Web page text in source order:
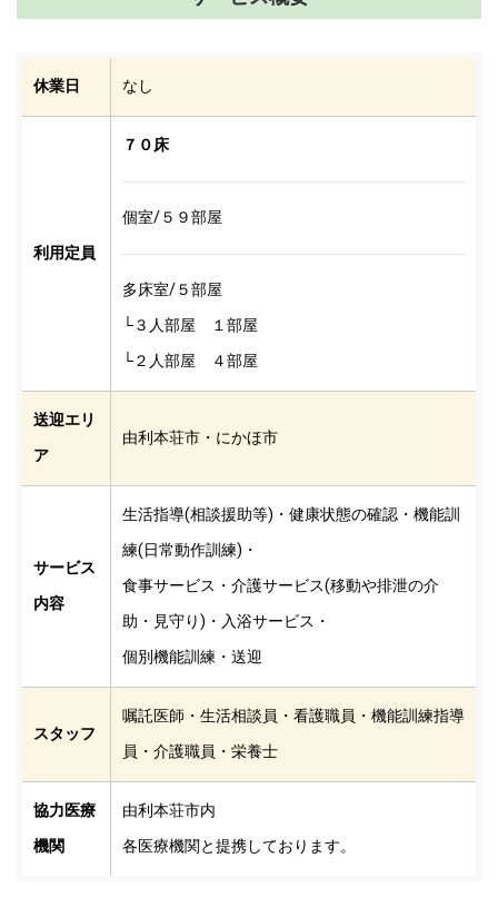
休業日 なし
利用定員
７０床
個室/５９部屋
多床室/５部屋
└３人部屋 １部屋
└２人部屋 ４部屋
送迎エリ
ア
由利本荘市・にかほ市
サービス
内容
生活指導(相談援助等)・健康状態の確認・機能訓
練(日常動作訓練)・
食事サービス・介護サービス(移動や排泄の介
助・見守り)・入浴サービス・
個別機能訓練・送迎
スタッフ
嘱託医師・生活相談員・看護職員・機能訓練指導
員・介護職員・栄養士
協力医療
機関
由利本荘市内
各医療機関と提携しております。